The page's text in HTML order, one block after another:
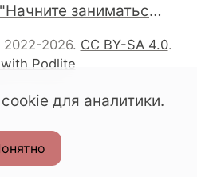
RT @AnatolyUnix: "Начните заниматься тем, что вам нравится, и вам не придется работать ни одного дня в жизни". Конфуций
2026. CC BY-SA 4.0.
Podlite
для аналитики.